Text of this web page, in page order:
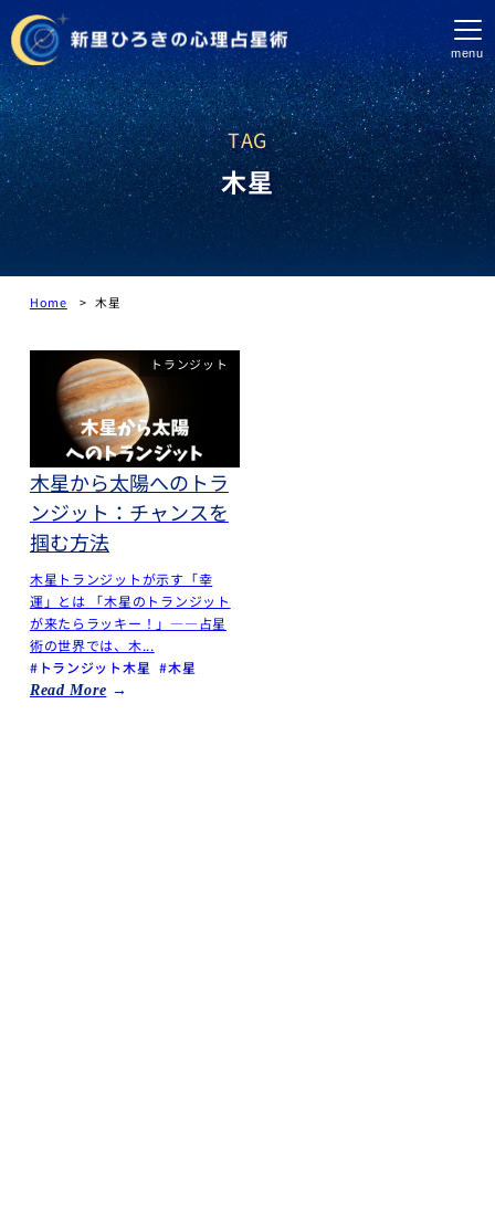
menu
TAG
木星
Home 木星
トランジット
木星から太陽へのトラ
ンジット：チャンスを
掴む方法
木星トランジットが示す「幸
運」とは 「木星のトランジット
が来たらラッキー！」――占星
術の世界では、木...
#トランジット木星 #木星
Read More